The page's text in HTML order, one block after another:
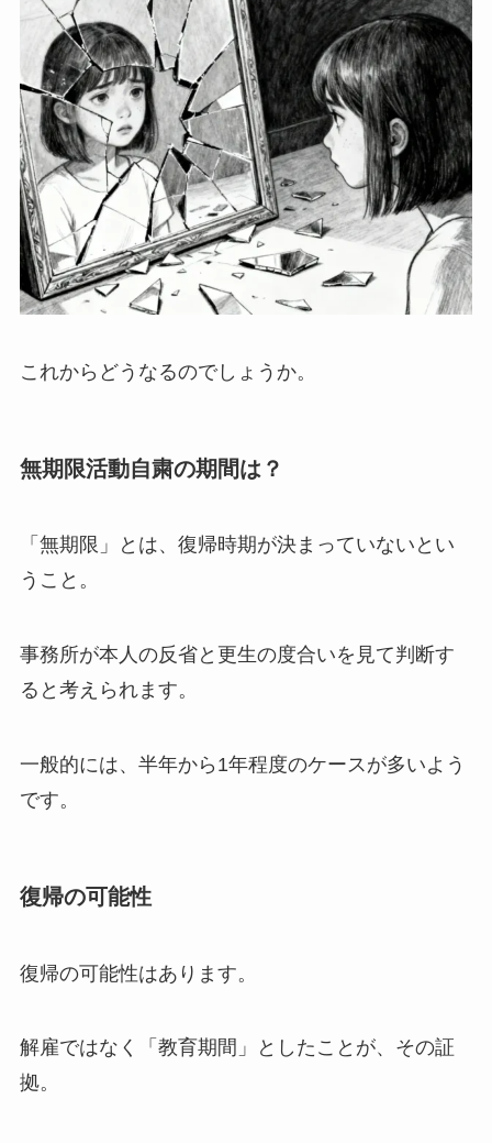
これからどうなるのでしょうか。
無期限活動自粛の期間は？
「無期限」とは、復帰時期が決まっていないとい
うこと。
事務所が本人の反省と更生の度合いを見て判断す
ると考えられます。
一般的には、半年から1年程度のケースが多いよう
です。
復帰の可能性
復帰の可能性はあります。
解雇ではなく「教育期間」としたことが、その証
拠。